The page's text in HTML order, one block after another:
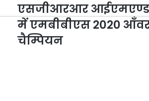
एसजीआरआर
में एमबीबीएस 2020
चैम्पियन